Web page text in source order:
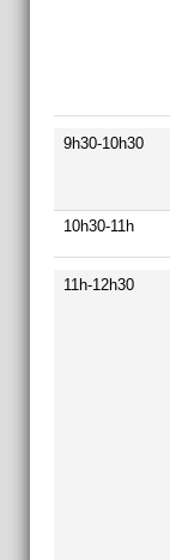
9h30-10h30
10h30-11h
11h-12h30